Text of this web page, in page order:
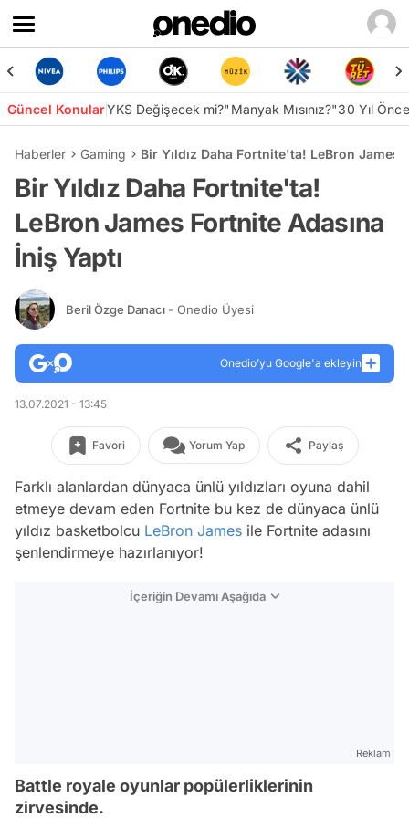
Güncel KonularYKS Değişecek mi?"Manyak Mısınız?"30 Yıl
Haberler Gaming Bir Yıldız Daha Fortnite'ta! LeBron James
Bir Yıldız Daha Fortnite'ta!
LeBron James Fortnite Adasına
İniş Yaptı
Beril Özge Danacı - Onedio Üyesi
Onedio’yu Google'a ekleyin
13.07.2021 - 13:45
Favori Yorum Yap Paylaş
Farklı alanlardan dünyaca ünlü yıldızları oyuna dahil
etmeye devam eden Fortnite bu kez de dünyaca ünlü
yıldız basketbolcu LeBron James ile Fortnite adasını
şenlendirmeye hazırlanıyor!
İçeriğin Devamı Aşağıda
Reklam
Battle royale oyunlar popülerliklerinin
zirvesinde.